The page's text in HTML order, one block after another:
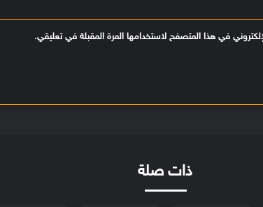
في هذا المتصفح لاستخدامها المرة المقبلة في تعليقي.
ذات صلة